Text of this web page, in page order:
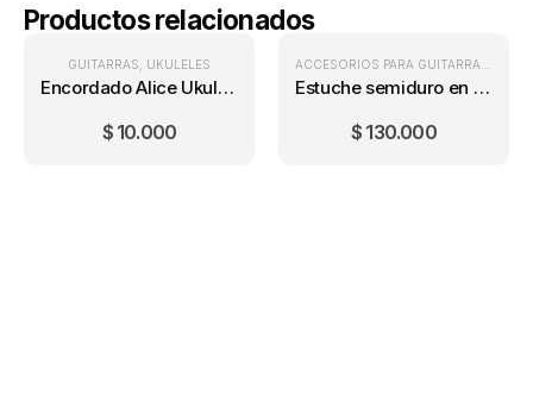
Productos relacionados
GUITARRAS UKULELES
Encordado Alice Ukulele Concierto AU046-C
$10.000
Estuche semiduro en lona para guitarra clasica 39″
$ 130.000